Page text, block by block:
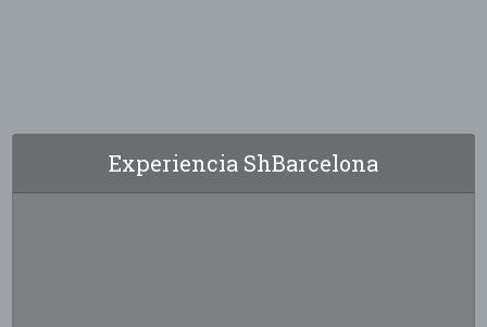
Experiencia ShBarcelona